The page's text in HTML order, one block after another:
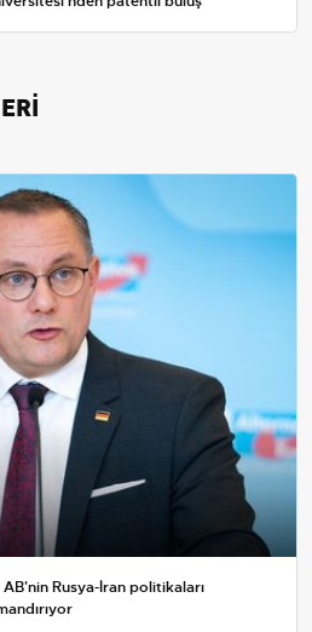
Rusya-İran politikaları